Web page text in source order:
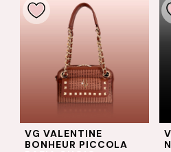
VG SHOPPER RAFIA
NERA